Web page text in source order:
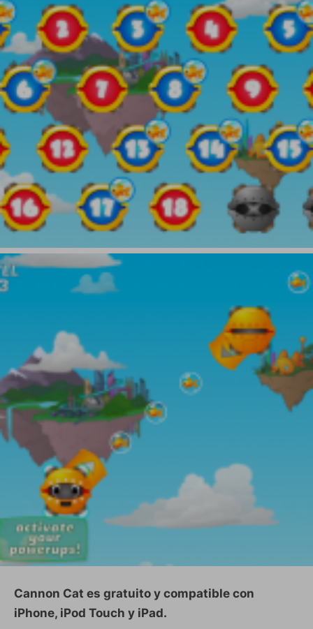
Cannon Cat es gratuito y compatible con
iPhone, iPod Touch y iPad.